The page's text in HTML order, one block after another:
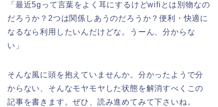
「最近5gって言葉をよく耳にするけどwifiとは別物なの
だろうか？2つは関係しあうのだろうか？便利・快適に
なるなら利用したいんだけどな。うーん、分からな
い」
そんな風に頭を抱えていませんか。分かったようで分
からない、そんなモヤモヤした状態を解消すべくこの
記事を書きます。ぜひ、読み進めてみて下さいね。